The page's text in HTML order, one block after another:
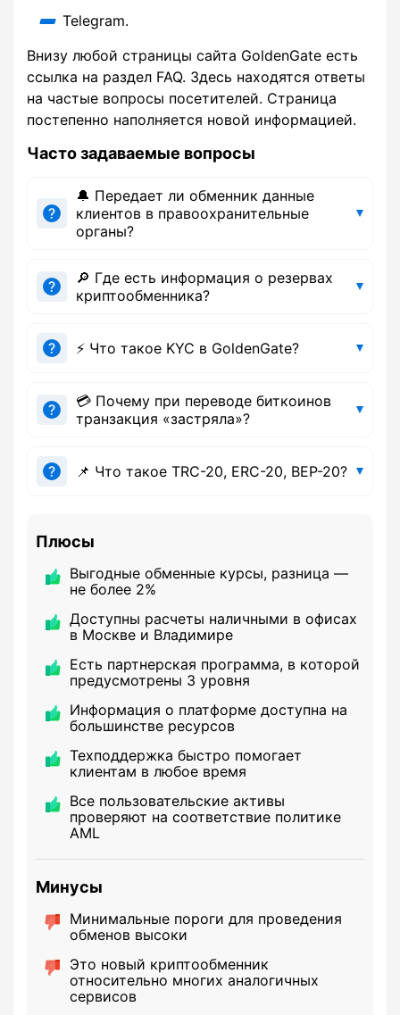
Telegram.
Внизу любой страницы сайта GoldenGate есть
ссылка на раздел FAQ. Здесь находятся ответы
на частые вопросы посетителей. Страница
постепенно наполняется новой информацией.
Часто задаваемые вопросы
🔔 Передает ли обменник данные
клиентов в правоохранительные
органы?
🔎 Где есть информация о резервах
криптообменника?
⚡ Что такое KYC в GoldenGate?
💳 Почему при переводе биткоинов
транзакция «застряла»?
📌 Что такое TRC-20, ERC-20, BEP-20?
Плюсы
Выгодные обменные курсы, разница —
не более 2%
Доступны расчеты наличными в офисах
в Москве и Владимире
Есть партнерская программа, в которой
предусмотрены 3 уровня
Информация о платформе доступна на
большинстве ресурсов
Техподдержка быстро помогает
клиентам в любое время
Все пользовательские активы
проверяют на соответствие политике
AML
Минусы
Минимальные пороги для проведения
обменов высоки
Это новый криптообменник
относительно многих аналогичных
сервисов